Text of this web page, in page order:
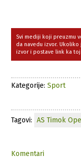
Svi mediji koji preuzmu
da navedu izvor.
izvor i postave link ka toj
Kategorije:Sport
Tagovi: AS Timok
Komentari